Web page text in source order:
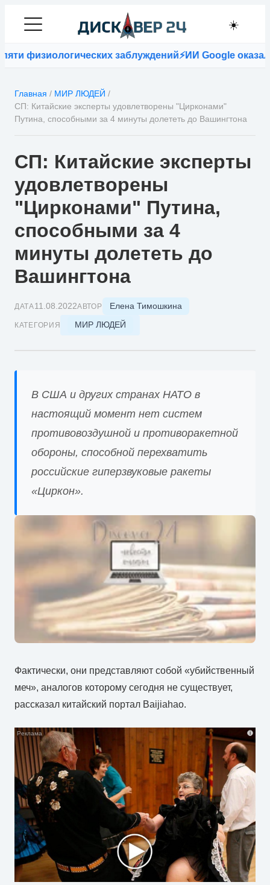
☀️
заблуждений⚡ИИ Google оказался
Главная / МИР ЛЮДЕЙ /
СП: Китайские эксперты удовлетворены "Цирконами"
Путина, способными за 4 минуты долететь до Вашингтона
СП: Китайские эксперты
удовлетворены
"Цирконами" Путина,
способными за 4
минуты долететь до
Вашингтона
ДАТА11.08.2022АВТОР Елена Тимошкина
КАТЕГОРИЯ МИР ЛЮДЕЙ
В США и других странах НАТО в
настоящий момент нет систем
противовоздушной и противоракетной
обороны, способной перехватить
российские гиперзвуковые ракеты
«Циркон».
Фактически, они представляют собой «убийственный
меч», аналогов которому сегодня не существует,
рассказал китайский портал Baijiahao.
i